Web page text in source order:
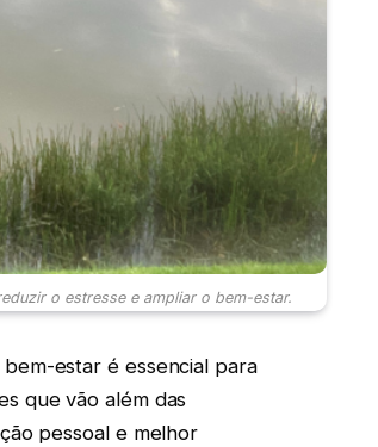
o estresse e ampliar o bem-estar.
estar é essencial para
que vão além das
pessoal e melhor